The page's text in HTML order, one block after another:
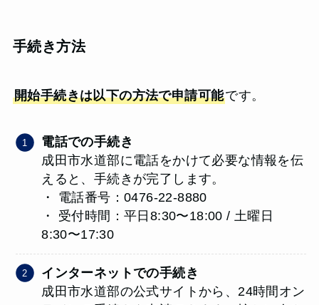
手続き方法
開始手続きは以下の方法で申請可能です。
電話での手続き
成田市水道部に電話をかけて必要な情報を伝
えると、手続きが完了します。
・ 電話番号：0476-22-8880
・ 受付時間：平日8:30〜18:00 / 土曜日
8:30〜17:30
インターネットでの手続き
成田市水道部の公式サイトから、24時間オン